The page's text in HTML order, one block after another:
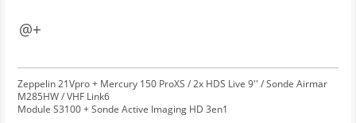
@+
Zeppelin 21Vpro + Mercury 150 ProXS / 2x HDS Live 9'' / Sonde Airmar
M285HW / VHF Link6
Module S3100 + Sonde Active Imaging HD 3en1